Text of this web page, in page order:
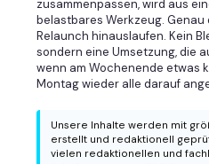
zusammenpassen, wird aus
belastbares Werkzeug. Genau
Relaunch hinauslaufen. Kein
sondern eine Umsetzung, die
wenn am Wochenende etwas
Montag wieder alle darauf
Unsere Inhalte werden mit
erstellt und redaktionell
vielen redaktionellen und